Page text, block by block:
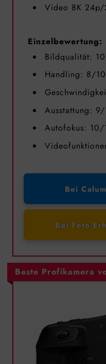
Video 8K
Einzelbewertung:
Bildqualität:
Handling: 8/10
Ausstattung: 9/
Autofokus: 10/
Bei
Bei Foto
Beste Profikamera